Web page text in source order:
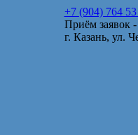
+7 (904) 764
Приём заявок
г. Казань, ул.